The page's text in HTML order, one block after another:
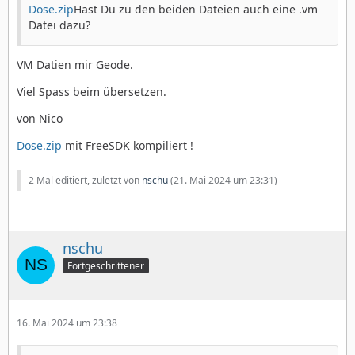
Dose.zipHast Du zu den beiden Dateien auch eine .vm
Datei dazu?
VM Datien mir Geode.
Viel Spass beim übersetzen.
von Nico
Dose.zip mit FreeSDK kompiliert !
2 Mal editiert, zuletzt von nschu(21. Mai 2024 um 23:31)
nschu
Fortgeschrittener
16. Mai 2024 um 23:38